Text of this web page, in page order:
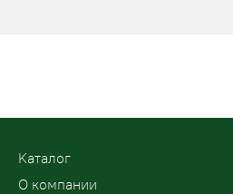
Kаталог
О компании